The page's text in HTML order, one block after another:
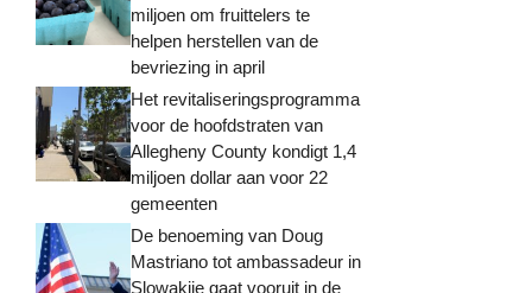
miljoen om fruittelers te
helpen herstellen van de
bevriezing in april
Het revitaliseringsprogramma
voor de hoofdstraten van
Allegheny County kondigt 1,4
miljoen dollar aan voor 22
gemeenten
De benoeming van Doug
Mastriano tot ambassadeur in
Slowakije gaat vooruit in de